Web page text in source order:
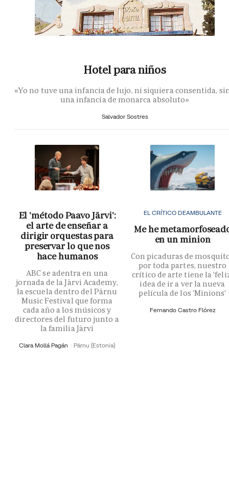
Hotel para niños
«Yo no tuve una infancia de lujo, ni siquiera consentida,
una infancia de monarca absoluto»
Salvador Sostres
El 'método Paavo Järvi':
el arte de enseñar a
dirigir orquestas para
preservar lo que nos
hace humanos
ABC se adentra en una
jornada de la Järvi Academy,
la escuela dentro del Pärnu
Music Festival que forma
cada año a los músicos y
directores del futuro junto a
la familia Järvi
Clara Mollá Pagán Pärnu (Estonia)
EL CRÍTICO DEAMBULANTE
Me he
en un minion
Con picaduras de
por toda partes, nuestro
crítico de arte tiene la
idea de ir a ver la nueva
película de los 'Minions'
Fernando Castro Flórez